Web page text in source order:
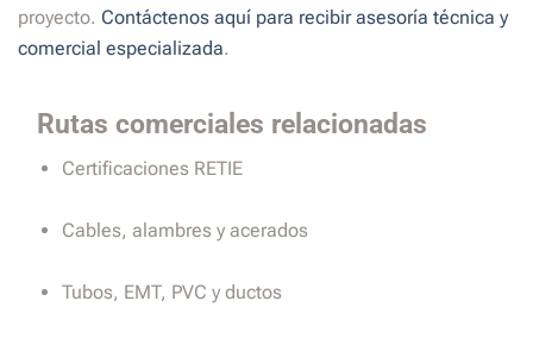
proyecto. Contáctenos aquí para recibir asesoría técnica y
comercial especializada.
Rutas comerciales relacionadas
Certificaciones RETIE
Cables, alambres y acerados
Tubos, EMT, PVC y ductos